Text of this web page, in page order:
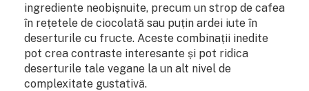
ingrediente neobișnuite, precum un strop de cafea
în rețetele de ciocolată sau puțin ardei iute în
deserturile cu fructe. Aceste combinații inedite
pot crea contraste interesante și pot ridica
deserturile tale vegane la un alt nivel de
complexitate gustativă.